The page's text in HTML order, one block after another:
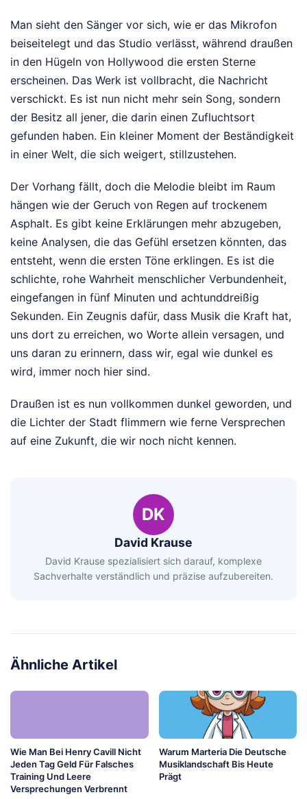
Man sieht den Sänger vor sich, wie er das Mikrofon
beiseitelegt und das Studio verlässt, während draußen
in den Hügeln von Hollywood die ersten Sterne
erscheinen. Das Werk ist vollbracht, die Nachricht
verschickt. Es ist nun nicht mehr sein Song, sondern
der Besitz all jener, die darin einen Zufluchtsort
gefunden haben. Ein kleiner Moment der Beständigkeit
in einer Welt, die sich weigert, stillzustehen.
Der Vorhang fällt, doch die Melodie bleibt im Raum
hängen wie der Geruch von Regen auf trockenem
Asphalt. Es gibt keine Erklärungen mehr abzugeben,
keine Analysen, die das Gefühl ersetzen könnten, das
entsteht, wenn die ersten Töne erklingen. Es ist die
schlichte, rohe Wahrheit menschlicher Verbundenheit,
eingefangen in fünf Minuten und achtunddreißig
Sekunden. Ein Zeugnis dafür, dass Musik die Kraft hat,
uns dort zu erreichen, wo Worte allein versagen, und
uns daran zu erinnern, dass wir, egal wie dunkel es
wird, immer noch hier sind.
Draußen ist es nun vollkommen dunkel geworden, und
die Lichter der Stadt flimmern wie ferne Versprechen
auf eine Zukunft, die wir noch nicht kennen.
DK
David Krause
David Krause spezialisiert sich darauf, komplexe
Sachverhalte verständlich und präzise aufzubereiten.
Ähnliche Artikel
Wie Man Bei Henry Cavill Nicht
Jeden Tag Geld Für Falsches
Training Und Leere
Versprechungen Verbrennt
Warum Marteria Die Deutsche
Musiklandschaft Bis Heute
Prägt